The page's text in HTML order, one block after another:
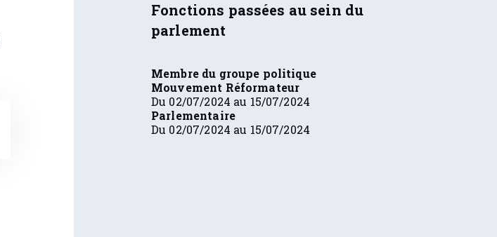
Fonctions passées au sein du
parlement
Membre du groupe politique
Mouvement Réformateur
Du 02/07/2024 au 15/07/2024
Parlementaire
Du 02/07/2024 au 15/07/2024